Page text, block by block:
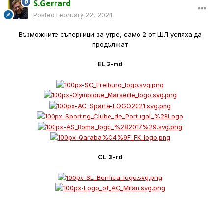
S.Gerrard
Posted February 22, 2024
Възможните съперници за утре, само 2 от ШЛ успяха да
продължат
EL 2-nd
CL 3-rd